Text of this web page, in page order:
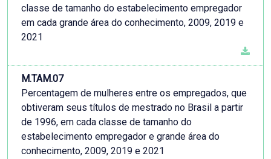
classe de tamanho do estabelecimento empregador
em cada grande área do conhecimento, 2009, 2019 e
2021
M.TAM.07
Percentagem de mulheres entre os empregados, que
obtiveram seus títulos de mestrado no Brasil a partir
de 1996, em cada classe de tamanho do
estabelecimento empregador e grande área do
conhecimento, 2009, 2019 e 2021